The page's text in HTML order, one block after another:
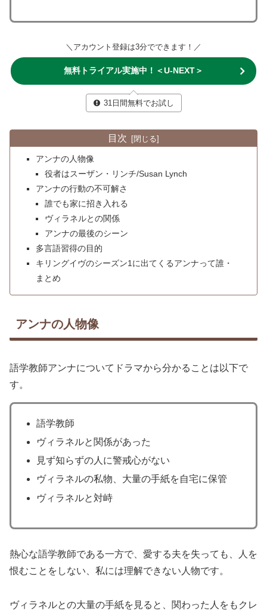
＼アカウント登録は3分でできます！／
無料トライアル実施中！＜U-NEXT＞
31日間無料でお試し
目次
アンナの人物像
役者はスーザン・リンチ/Susan Lynch
アンナの行動の不可解さ
誰でも家に招き入れる
ヴィラネルとの関係
アンナの最後のシーン
多言語習得の目的
キリングイヴのシーズン1に出てくるアンナって誰・
まとめ
アンナの人物像
語学教師アンナについてドラマから分かることは以下で
す。
語学教師
ヴィラネルと関係があった
見ず知らずの人に警戒心がない
ヴィラネルの私物、大量の手紙を自宅に保管
ヴィラネルと対峙
熱心な語学教師である一方で、愛する夫を失っても、人を
恨むことをしない、私には理解できない人物です。
ヴィラネルとの大量の手紙を見ると、関わった人をもクレ